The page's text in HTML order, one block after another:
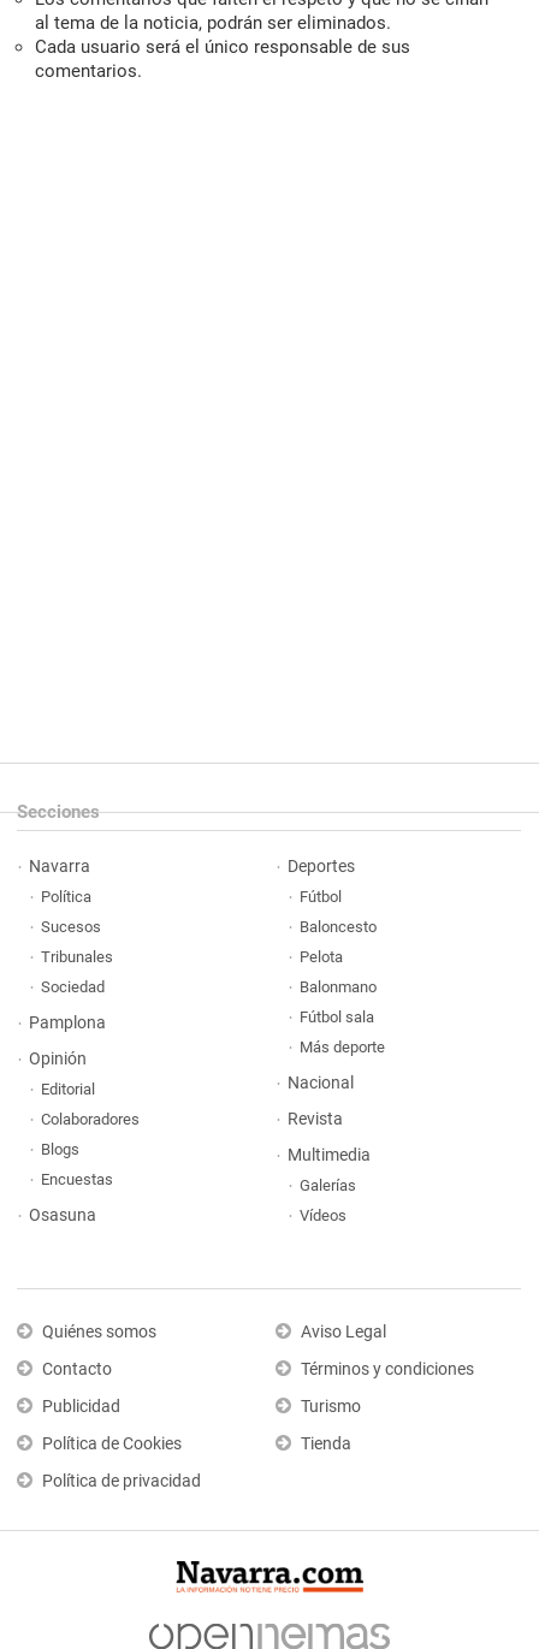
al tema de la noticia, podrán ser eliminados.
Cada usuario será el único responsable de sus
comentarios.
Secciones
Navarra
Política
Sucesos
Tribunales
Sociedad
Pamplona
Opinión
Editorial
Colaboradores
Blogs
Encuestas
Osasuna
Deportes
Fútbol
Baloncesto
Pelota
Balonmano
Fútbol sala
Más deporte
Nacional
Revista
Multimedia
Galerías
Vídeos
Quiénes somos
Contacto
Publicidad
Política de Cookies
Política de privacidad
Aviso Legal
Términos y condiciones
Turismo
Tienda